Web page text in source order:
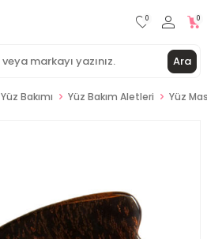
Ara
0 0
Yüz Bakımı Yüz Bakım Aletleri Yüz